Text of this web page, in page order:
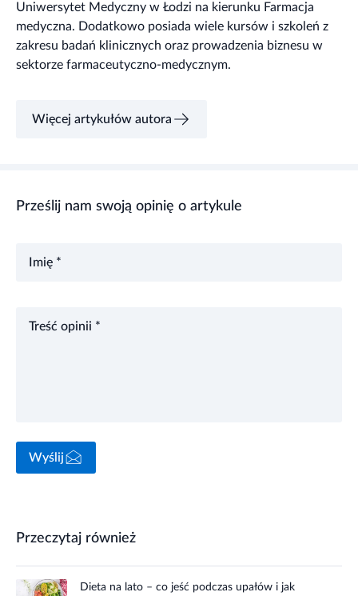
Uniwersytet Medyczny w Łodzi na kierunku Farmacja
medyczna. Dodatkowo posiada wiele kursów i szkoleń z
zakresu badań klinicznych oraz prowadzenia biznesu w
sektorze farmaceutyczno-medycznym.
Więcej artykułów autora
Prześlij nam swoją opinię o artykule
Imię *
Treść opinii *
Wyślij
Przeczytaj również
Dieta na lato – co jeść podczas upałów i jak